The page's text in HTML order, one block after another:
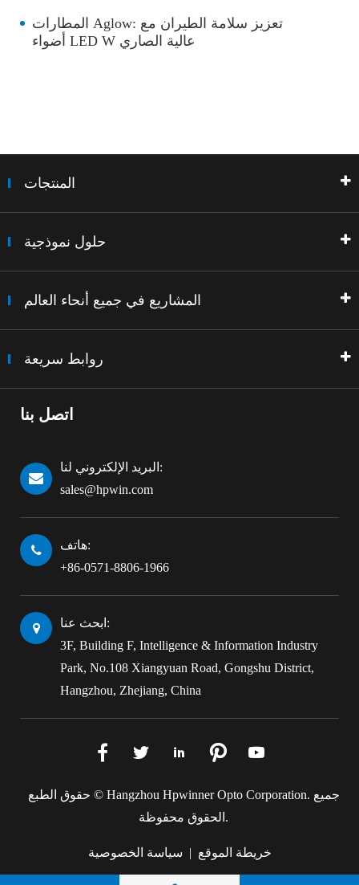
المطارات Aglow: تعزيز سلامة الطيران مع
أضواء LED W عالية الصاري
المنتجات
حلول نموذجية
المشاريع في جميع أنحاء العالم
روابط سريعة
اتصل بنا
البريد الإلكتروني لنا:
sales@hpwin.com
هاتف:
+86-0571-8806-1966
ابحث عنا:
3F, Building F, Intelligence & Information Industry
Park, No.108 Xiangyuan Road, Gongshu District,
Hangzhou, Zhejiang, China
    
حقوق الطبع © Hangzhou Hpwinner Opto Corporation.
الحقوق محفوظة.
خريطة الموقع | سياسة الخصوصية